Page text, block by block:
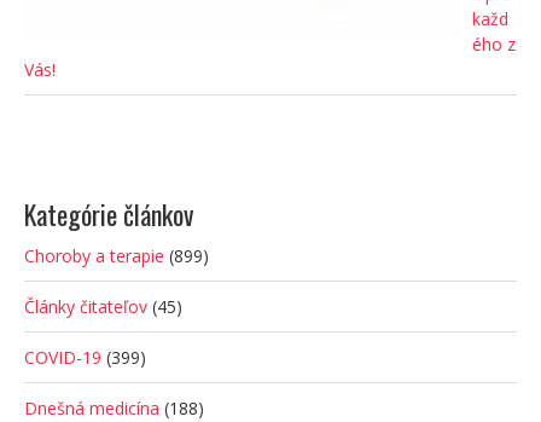
každ
ého z
Vás!
Kategórie článkov
Choroby a terapie (899)
Články čitateľov (45)
COVID-19 (399)
Dnešná medicína (188)